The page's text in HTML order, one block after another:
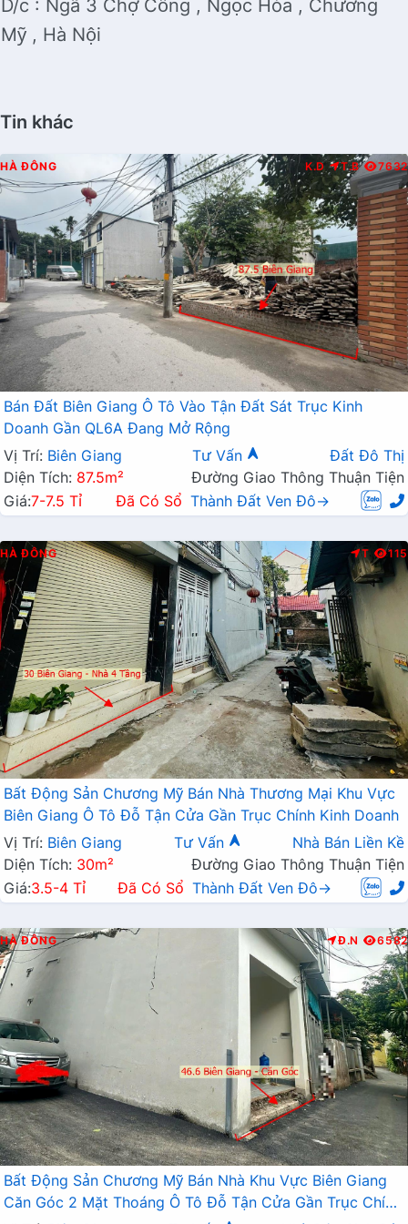
D/c : Ngã 3 Chợ Cống , Ngọc Hòa , Chương
Mỹ , Hà Nội
Tin khác
HÀ ĐÔNG K.D T.B 7632
Bán Đất Biên Giang Ô Tô Vào Tận Đất Sát Trục Kinh
Doanh Gần QL6A Đang Mở Rộng
Vị Trí: Biên Giang Tư Vấn
Đất Đô Thị
Diện Tích: 87.5m²
Đường Giao Thông Thuận Tiện
Giá:7-7.5 Tỉ Đã Có Sổ Thành Đất Ven Đô→
HÀ ĐÔNG T 115
Bất Động Sản Chương Mỹ Bán Nhà Thương Mại Khu Vực
Biên Giang Ô Tô Đỗ Tận Cửa Gần Trục Chính Kinh Doanh
Vị Trí: Biên Giang Tư Vấn
Nhà Bán Liền Kề
Diện Tích: 30m²
Đường Giao Thông Thuận Tiện
Giá:3.5-4 Tỉ Đã Có Sổ Thành Đất Ven Đô→
HÀ ĐÔNG Đ.N 6582
Bất Động Sản Chương Mỹ Bán Nhà Khu Vực Biên Giang
Căn Góc 2 Mặt Thoáng Ô Tô Đỗ Tận Cửa Gần Trục Chính